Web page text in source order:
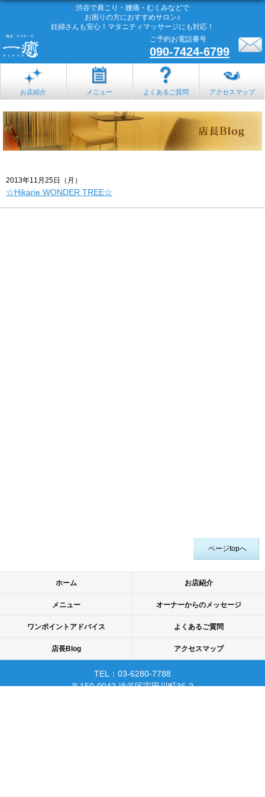
渋谷で肩こり・腰痛・むくみなどで
お困りの方におすすめサロン♪
妊婦さんも安心！マタニティマッサージにも対応！
ご予約お電話番号
090-7424-6799
お店紹介 メニュー よくあるご質問 アクセスマップ
2013年11月25日（月）
☆Hikarie WONDER TREE☆
ページtopへ
ホーム お店紹介
メニュー オーナーからのメッセージ
ワンポイントアドバイス よくあるご質問
店長Blog アクセスマップ
TEL：03-6280-7788
〒150-0042 渋谷区宇田川町36-2